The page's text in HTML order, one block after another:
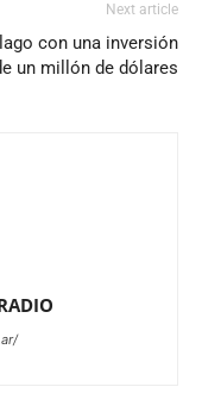
Next article
con una inversión
un millón de dólares